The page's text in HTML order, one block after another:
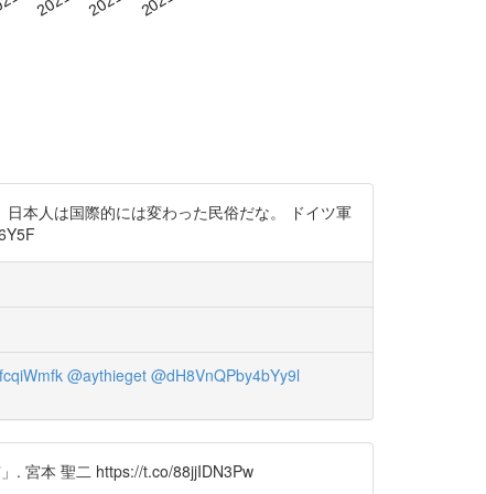
本人は国際的には変わった民俗だな。 ドイツ軍
@aythieget @dH8VnQPby4bYy9l
. 宮本 聖二 https://t.co/88jjIDN3Pw